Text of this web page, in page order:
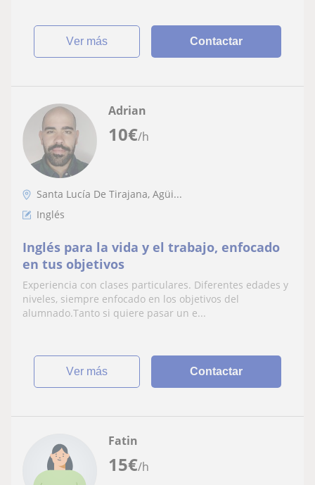
ver más Contactar
10€/h
Adrian
Santa Lucía De Tirajana, Agüi...
Inglés
Inglés para la vida y el trabajo, enfocado
en tus objetivos
Experiencia con clases particulares. Diferentes edades y
niveles, siempre enfocado en los objetivos del
alumnado.Tanto si quiere pasar un e...
ver más Contactar
15€/h
Fatin